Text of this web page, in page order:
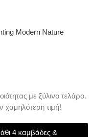
Modern Nature
με ξύλινο τελάρο.
χαμηλότερη τιμή!
4 καμβάδες &